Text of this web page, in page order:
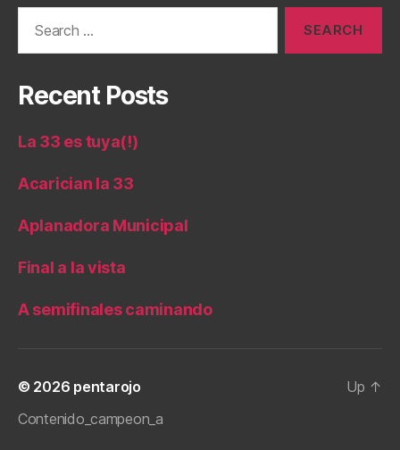
Recent Posts
La 33 es tuya(!)
Acarician la 33
Aplanadora Municipal
Final a la vista
A semifinales caminando
© 2026 pentarojo
Contenido_campeon_a
Up ↑